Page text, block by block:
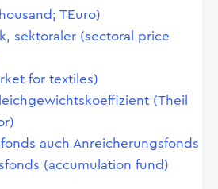
TEuro)
sektoraler (sectoral price
for textiles)
(Theil
auch Anreicherungsfonds
(accumulation fund)